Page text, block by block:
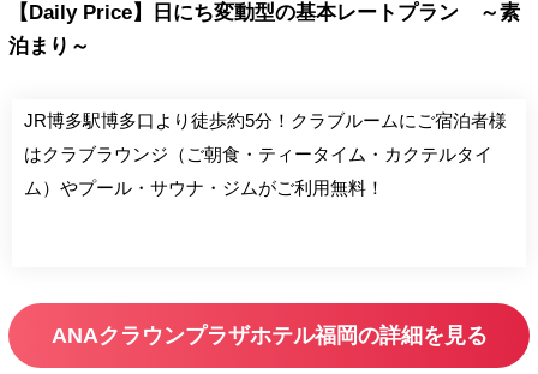
【Daily Price】日にち変動型の基本レートプラン ～素
泊まり～
JR博多駅博多口より徒歩約5分！クラブルームにご宿泊者様
はクラブラウンジ（ご朝食・ティータイム・カクテルタイ
ム）やプール・サウナ・ジムがご利用無料！
ANAクラウンプラザホテル福岡の詳細を見る